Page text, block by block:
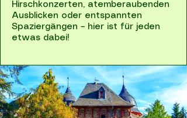
Hirschkonzerten, atemberaubenden
Ausblicken oder entspannten
Spaziergängen – hier ist für jeden
etwas dabei!